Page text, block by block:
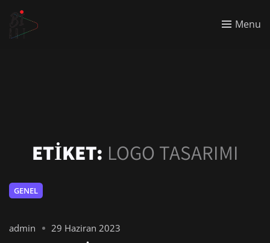
Menu
ETIKET: LOGO TASARIMI
GENEL
admin 29 Haziran 2023